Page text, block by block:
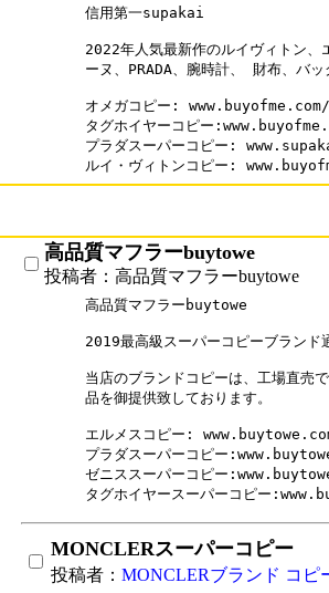
信用第一supakai
2022年人気最新作のルイヴィトン
ーヌ、PRADA、腕時計、 財布、バ
オメガコピー:
タグホイヤーコピー
プラダスーパーコピー:
ルイ・ヴィトンコピー:
高品質マフラーbuytowe
投稿者：高品質マフラーbuytowe
高品質マフラーbuytowe
2019最高級スーパーコピーブランド
当店のブランドコピーは、工場直売
品を御提供致しております。
エルメスコピー:
プラダスーパーコピー
ゼニススーパーコピー
MONCLERスーパーコピー
投稿者： MONCLERブランド コピ